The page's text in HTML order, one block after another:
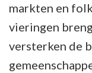
markten en
vieringen
versterken de